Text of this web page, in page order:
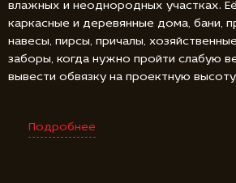
влажных и неоднородных участках.
каркасные и деревянные дома, бани,
навесы, пирсы, причалы,
заборы, когда нужно пройти слабую
вывести обвязку на проектную высоту.
Подробнее